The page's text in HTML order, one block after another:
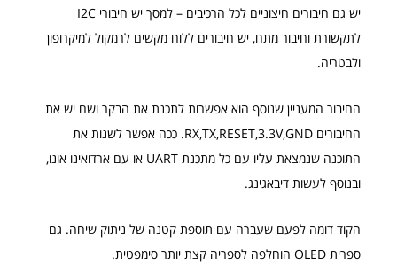
יש גם חיבורים חיצוניים לכל הרכיבים – למסך יש חיבורי I2C
לתקשורת וחיבור מתח, יש חיבורים ללוח מקשים לרמקול למיקרופון
ולבטריה.
החיבור המעניין שנוסף הוא אפשרות לתכנת את הבקר ושם יש את
החיבורים RX,TX,RESET,3.3V,GND. ככה אפשר לשנות את
התוכנה שנמצאת עליו עם כל מתכנת UART או עם ארדואינו אונו,
ובנוסף לעשות דיבאגינג.
הקוד דומה לפעם שעברה עם תוספת קטנה של ניתוק שיחה. גם
ספרית OLED הוחלפה לספריה קצת יותר סימפטית.